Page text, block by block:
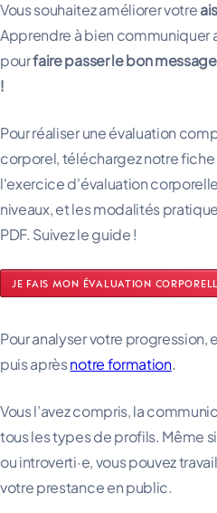
Vous souhaitez améliorer votre
Apprendre à bien communiquer
pourfaire passer le bon
!
Pour réaliser une évaluation
corporel, téléchargez notre
l'exercice d'évaluation
niveaux, et les modalités
PDF. Suivez le guide !
JE FAIS MON ÉVALUATION
Pour analyser votre
puis aprèsnotre formation.
Vous l’avez compris, la
tous les types de profils. Même
ou introverti·e, vous pouvez
votre prestance en public.